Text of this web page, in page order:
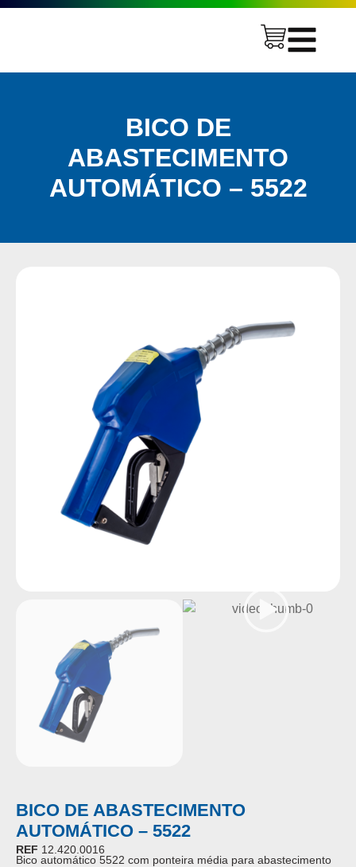
BICO DE
ABASTECIMENTO
AUTOMÁTICO – 5522
BICO DE ABASTECIMENTO
AUTOMÁTICO – 5522
REF 12.420.0016
Bico automático 5522 com ponteira média para abastecimento